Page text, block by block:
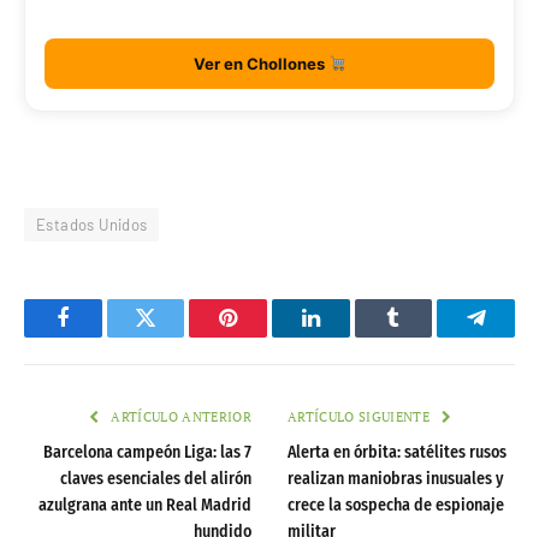
Ver en Chollones
Estados Unidos
FacebookTwitter Pinterest LinkedInTumblr
ARTÍCULO ANTERIOR
Barcelona campeón Liga: las 7
claves esenciales del alirón
azulgrana ante un Real Madrid
hundido
ARTÍCULO SIGUIENTE
Alerta en órbita: satélites rusos
realizan maniobras inusuales y
crece la sospecha de espionaje
militar